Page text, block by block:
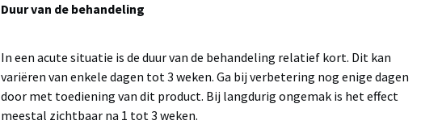
Duur van de behandeling
In een acute situatie is de duur van de behandeling relatief kort. Dit kan
variëren van enkele dagen tot 3 weken. Ga bij verbetering nog enige dagen
door met toediening van dit product. Bij langdurig ongemak is het effect
meestal zichtbaar na 1 tot 3 weken.